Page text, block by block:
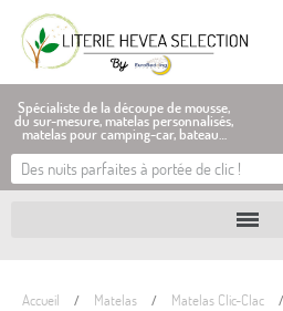
Spécialiste de la découpe de mousse,
du sur-mesure, matelas personnalisés,
matelas pour camping-car, bateau…
Accueil Matelas Matelas Clic-Clac